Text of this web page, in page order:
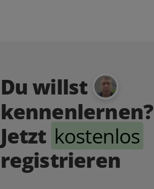
Du willst
kennenlernen?
Jetzt kostenlos
registrieren